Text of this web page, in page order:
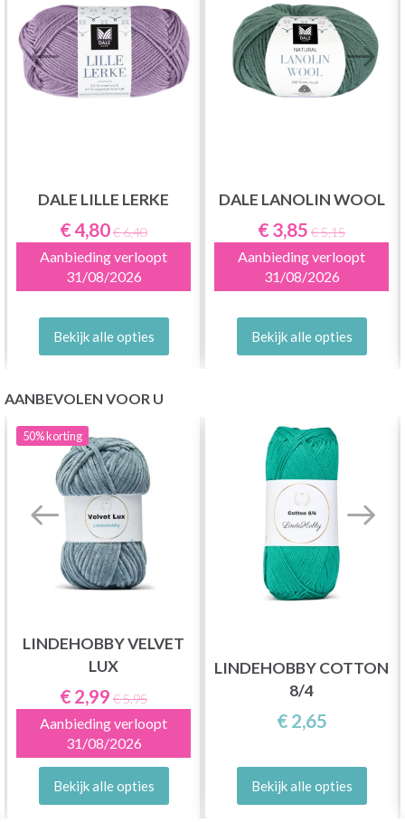
DALE LILLE LERKE
€ 4,80€ 6,40
Aanbieding verloopt
31/08/2026
Bekijk alle opties
DALE LANOLIN WOOL
€ 3,85 € 5,15
Aanbieding verloopt
31/08/2026
Bekijk alle opties
AANBEVOLEN VOOR U
50%korting
LINDEHOBBY VELVET
LUX
€ 2,99 € 5,95
Aanbieding verloopt
31/08/2026
Bekijk alle opties
LINDEHOBBY COTTON
8/4
€ 2,65
Bekijk alle opties